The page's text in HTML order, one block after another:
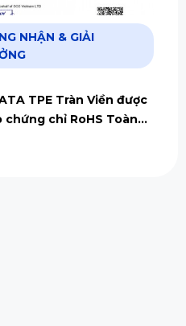
NHẬN & GIẢI
TPE Tràn Viền được
chứng chỉ RoHS Toàn